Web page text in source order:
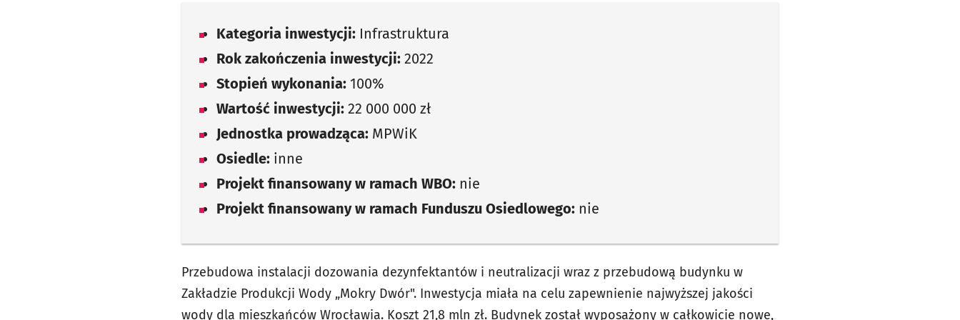
Kategoria inwestycji: Infrastruktura
Rok zakończenia inwestycji: 2022
Stopień wykonania: 100%
Wartość inwestycji: 22 000 000 zł
Jednostka prowadząca: MPWiK
Osiedle: inne
Projekt finansowany w ramach WBO: nie
Projekt finansowany w ramach Funduszu Osiedlowego: nie
Przebudowa instalacji dozowania dezynfektantów i neutralizacji wraz z przebudową budynku w
Zakładzie Produkcji Wody „Mokry Dwór". Inwestycja miała na celu zapewnienie najwyższej jakości
wody dla mieszkańców Wrocławia. Koszt 21,8 mln zł. Budynek został wyposażony w całkowicie nowe,